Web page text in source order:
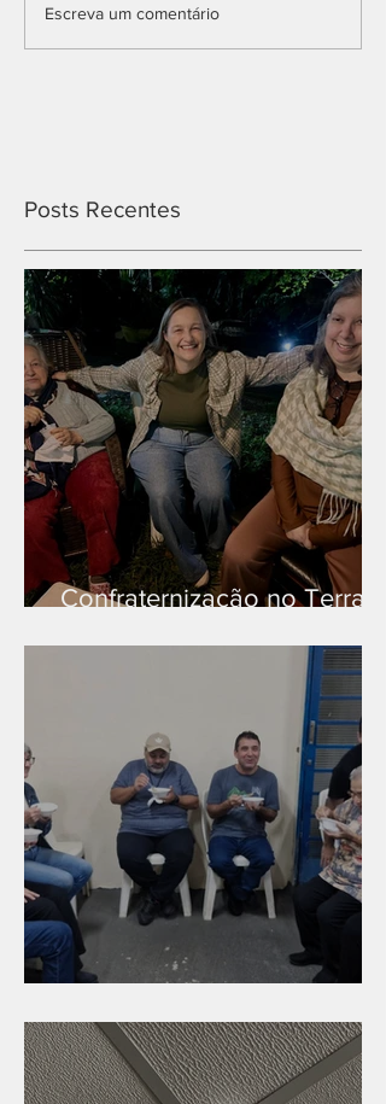
Escreva um comentário
Posts Recentes
Confraternização no Terra